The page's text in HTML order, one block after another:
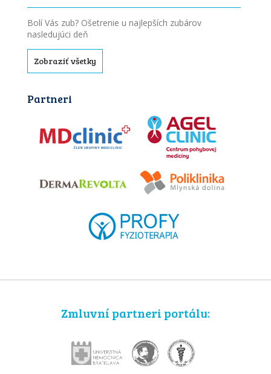
Bolí Vás zub? Ošetrenie u najlepších zubárov
nasledujúci deň
Zobraziť všetky
Partneri
Zmluvní partneri portálu: